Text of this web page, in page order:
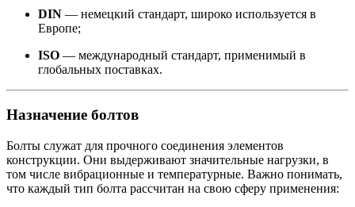
DIN — немецкий стандарт, широко используется в
Европе;
ISO — международный стандарт, применимый в
глобальных поставках.
Назначение болтов
Болты служат для прочного соединения элементов
конструкции. Они выдерживают значительные нагрузки, в
том числе вибрационные и температурные. Важно понимать,
что каждый тип болта рассчитан на свою сферу применения: